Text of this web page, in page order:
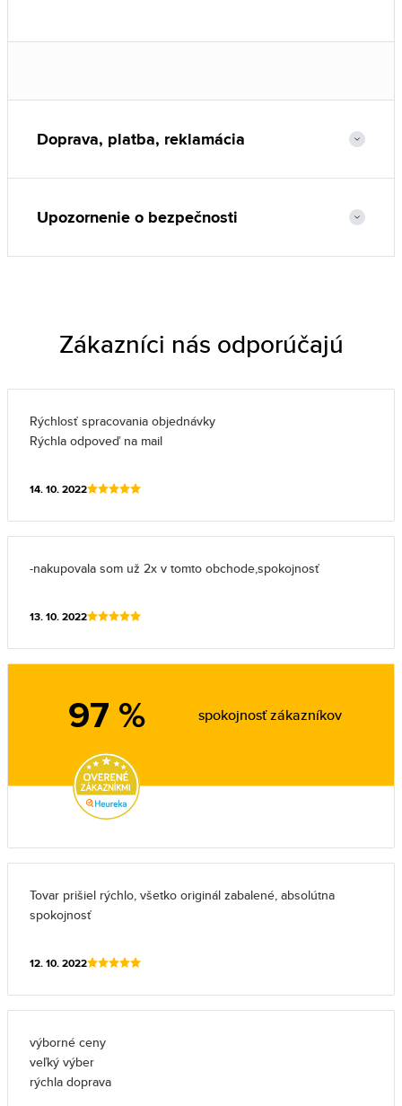
Doprava, platba, reklamácia
Upozornenie o bezpečnosti
Zákazníci nás odporúčajú
Rýchlosť spracovania objednávky
Rýchla odpoveď na mail
14. 10. 2022
-nakupovala som už 2x v tomto obchode,spokojnosť
13. 10. 2022
97 % spokojnosť zákazníkov
Tovar prišiel rýchlo, všetko originál zabalené, absolútna
spokojnosť
12. 10. 2022
výborné ceny
veľký výber
rýchla doprava